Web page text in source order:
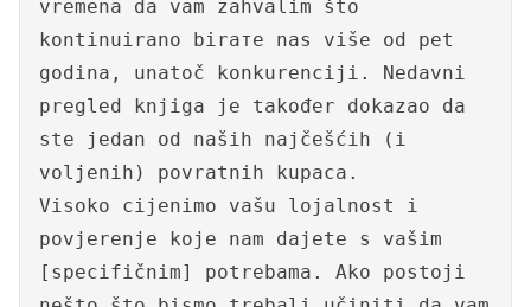
vremena da vam zahvalim što
kontinuirano birате nas više od pet
godina, unatoč konkurenciji. Nedavni
pregled knjiga je također dokazao da
ste jedan od naših najčešćih (i
voljenih) povratnih kupaca.
Visoko cijenimo vašu lojalnost i
povjerenje koje nam dajete s vašim
[specifičnim] potrebama. Ako postoji